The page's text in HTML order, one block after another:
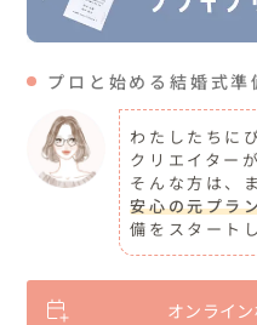
プロと始める結婚式準
わたしたちに
クリエイター
そんな方は、
安心の元プラ
備をスタート
オンライ